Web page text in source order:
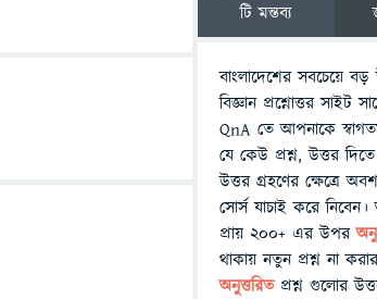
টি মন্তব্য
বাংলাদেশের সবচেয়ে বড়
বিজ্ঞান প্রশ্নোত্তর সাইট
QnA তে আপনাকে
যে কেউ প্রশ্ন, উত্তর
উত্তর গ্রহণের ক্ষেত্রে
সোর্স যাচাই করে
প্রায় ২০০+ এর উপর
থাকায় নতুন প্রশ্ন না
অনুত্তরিত প্রশ্ন গুলোর